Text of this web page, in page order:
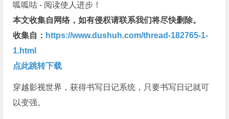
呱呱咕 - 阅读使人进步！
本文收集自网络，如有侵权请联系我们将尽快删除。
收集自： https://www.dushuh.com/thread-182765-1-
1.html
点此跳转下载
穿越影视世界，获得书写日记系统，只要书写日记就可
以变强。